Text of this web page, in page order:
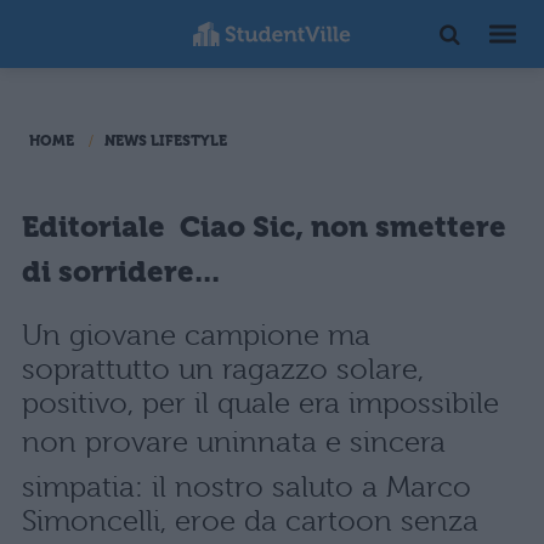
HOME NEWS LIFESTYLE
Editoriale  Ciao Sic, non smettere
di sorridere...
Un giovane campione ma
soprattutto un ragazzo solare,
positivo, per il quale era impossibile
non provare uninnata e sincera
simpatia: il nostro saluto a Marco
Simoncelli, eroe da cartoon senza